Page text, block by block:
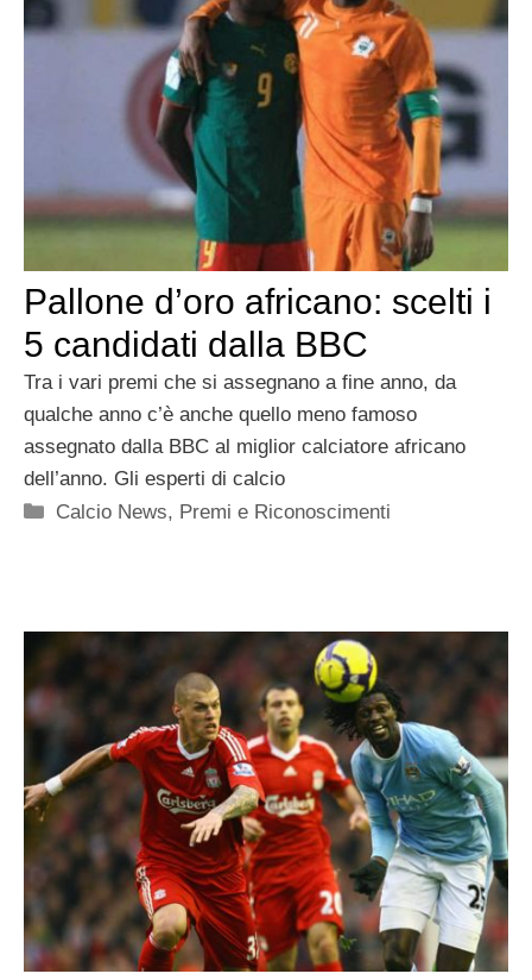
Pallone d’oro africano: scelti i
5 candidati dalla BBC
Tra i vari premi che si assegnano a fine anno, da
qualche anno c’è anche quello meno famoso
assegnato dalla BBC al miglior calciatore africano
dell’anno. Gli esperti di calcio
Categorie
Calcio News, Premi e Riconoscimenti